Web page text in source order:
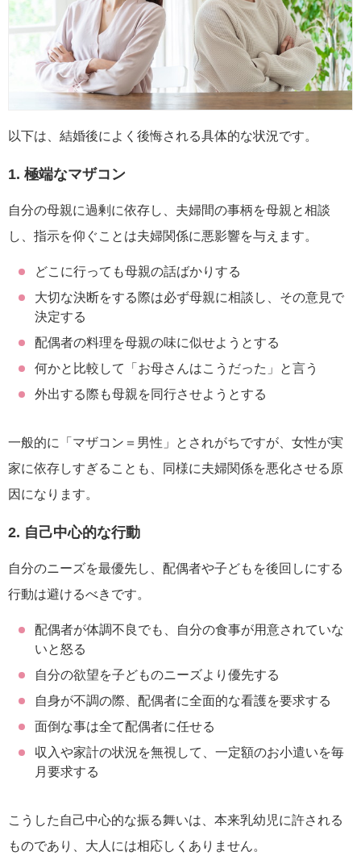
以下は、結婚後によく後悔される具体的な状況です。
1. 極端なマザコン
自分の母親に過剰に依存し、夫婦間の事柄を母親と相談
し、指示を仰ぐことは夫婦関係に悪影響を与えます。
どこに行っても母親の話ばかりする
大切な決断をする際は必ず母親に相談し、その意見で
決定する
配偶者の料理を母親の味に似せようとする
何かと比較して「お母さんはこうだった」と言う
外出する際も母親を同行させようとする
一般的に「マザコン＝男性」とされがちですが、女性が実
家に依存しすぎることも、同様に夫婦関係を悪化させる原
因になります。
2. 自己中心的な行動
自分のニーズを最優先し、配偶者や子どもを後回しにする
行動は避けるべきです。
配偶者が体調不良でも、自分の食事が用意されていな
いと怒る
自分の欲望を子どものニーズより優先する
自身が不調の際、配偶者に全面的な看護を要求する
面倒な事は全て配偶者に任せる
収入や家計の状況を無視して、一定額のお小遣いを毎
月要求する
こうした自己中心的な振る舞いは、本来乳幼児に許される
ものであり、大人には相応しくありません。